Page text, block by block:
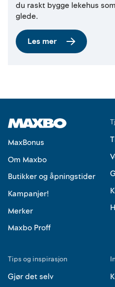
du raskt bygge lekehus
glede.
Les mer
MaxBonus
Om Maxbo
Butikker og åpningstider
Kampanjer!
Merker
Maxbo Proff
Tips og inspirasjon
Gjør det selv